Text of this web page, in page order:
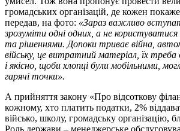
громадських організацій, де кожен
передав, на фото: «Зараз важливо
зрозуміти одні одних, а не
та рішеннями. Допоки триває війна,
війську, це витратний матеріал, їх
і якісно, щоби хлопці були мобільними,
гарячі точки».
А прийняття закону «Про відсоткову
кожному, хто платить податки, 2%
військо, школу, громадську організацію,
Роль держави – менеджерське